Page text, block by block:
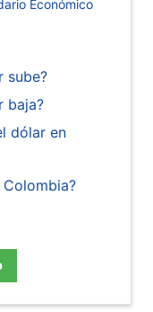
Económico
sube?
baja?
dólar en